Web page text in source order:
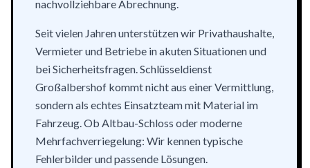
nachvollziehbare Abrechnung.
Seit vielen Jahren unterstützen wir Privathaushalte,
Vermieter und Betriebe in akuten Situationen und
bei Sicherheitsfragen. Schlüsseldienst
Großalbershof kommt nicht aus einer Vermittlung,
sondern als echtes Einsatzteam mit Material im
Fahrzeug. Ob Altbau-Schloss oder moderne
Mehrfachverriegelung: Wir kennen typische
Fehlerbilder und passende Lösungen.